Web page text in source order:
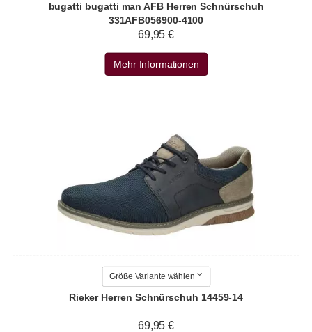
bugatti bugatti man AFB Herren Schnürschuh
331AFB056900-4100
69,95 €
Mehr Informationen
Größe Variante wählen
Rieker Herren Schnürschuh 14459-14
69,95 €